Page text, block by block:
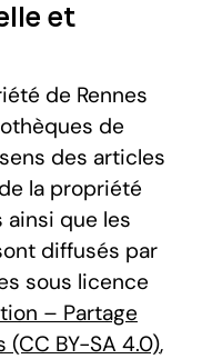
et
de Rennes
de
des articles
de la propriété
ainsi que les
diffusés par
sous licence
– Partage
BY-SA 4.0),